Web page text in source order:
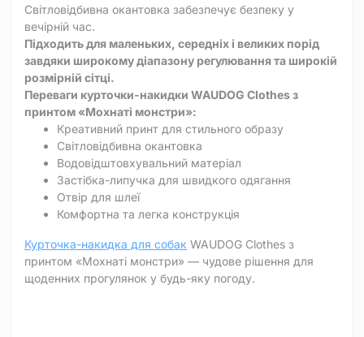
Світловідбивна окантовка забезпечує безпеку у
вечірній час.
Підходить для маленьких, середніх і великих порід
завдяки широкому діапазону регулювання та широкій
розмірній сітці.
Переваги курточки-накидки WAUDOG Clothes з
принтом «Мохнаті монстри»:
Креативний принт для стильного образу
Світловідбивна окантовка
Водовідштовхувальний матеріал
Застібка-липучка для швидкого одягання
Отвір для шлеї
Комфортна та легка конструкція
Курточка-накидка для собак WAUDOG Clothes з
принтом «Мохнаті монстри» — чудове рішення для
щоденних прогулянок у будь-яку погоду.